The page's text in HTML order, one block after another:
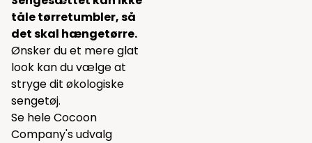
tåle tørretumbler, så
det skal hængetørre.
Ønsker du et mere glat
look kan du vælge at
stryge dit økologiske
sengetøj.
Se heleCocoon
Company's udvalg